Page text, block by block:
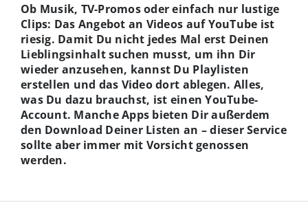
Ob Musik, TV-Promos oder einfach nur lustige
Clips: Das Angebot an Videos auf YouTube ist
riesig. Damit Du nicht jedes Mal erst Deinen
Lieblingsinhalt suchen musst, um ihn Dir
wieder anzusehen, kannst Du Playlisten
erstellen und das Video dort ablegen. Alles,
was Du dazu brauchst, ist einen YouTube-
Account. Manche Apps bieten Dir außerdem
den Download Deiner Listen an – dieser Service
sollte aber immer mit Vorsicht genossen
werden.